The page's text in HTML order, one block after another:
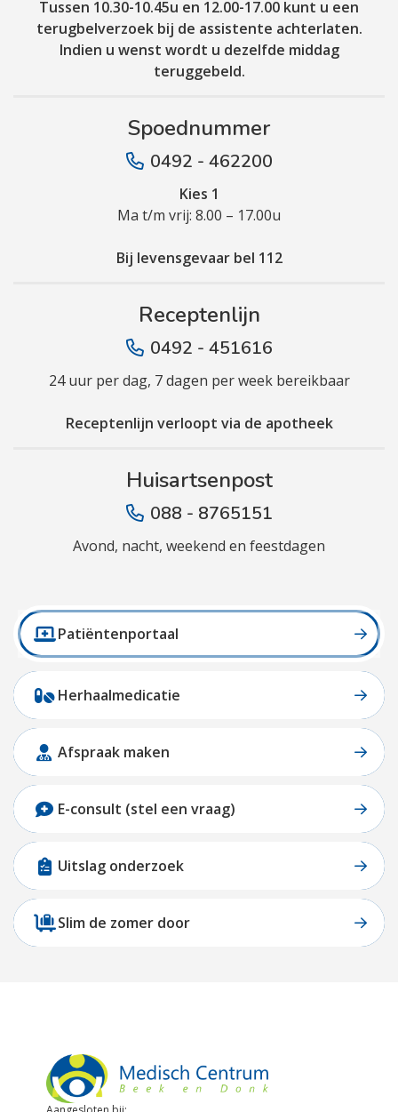
Tussen 10.30-10.45u en 12.00-17.00 kunt u een
terugbelverzoek bij de assistente achterlaten.
Indien u wenst wordt u dezelfde middag
teruggebeld.
Spoednummer
0492 - 462200
Kies 1
Ma t/m vrij: 8.00 – 17.00u
Bij levensgevaar bel 112
Receptenlijn
0492 - 451616
24 uur per dag, 7 dagen per week bereikbaar
Receptenlijn verloopt via de apotheek
Huisartsenpost
088 - 8765151
Avond, nacht, weekend en feestdagen
Patiëntenportaal
Herhaalmedicatie
Afspraak maken
E-consult (stel een vraag)
Uitslag onderzoek
Slim de zomer door